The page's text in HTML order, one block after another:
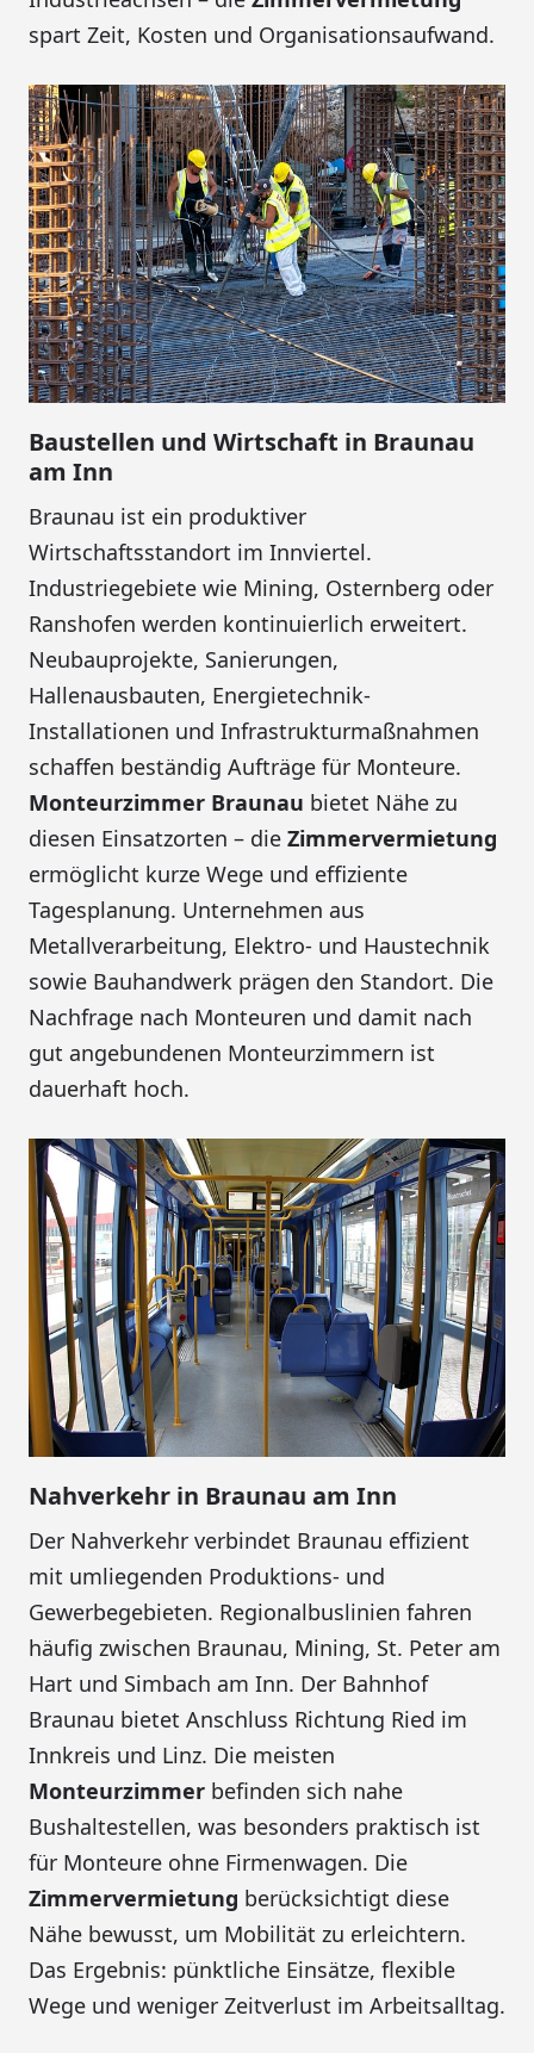
spart Zeit, Kosten und Organisationsaufwand.
Baustellen und Wirtschaft in Braunau
am Inn
Braunau ist ein produktiver
Wirtschaftsstandort im Innviertel.
Industriegebiete wie Mining, Osternberg oder
Ranshofen werden kontinuierlich erweitert.
Neubauprojekte, Sanierungen,
Hallenausbauten, Energietechnik-
Installationen und Infrastrukturmaßnahmen
schaffen beständig Aufträge für Monteure.
Monteurzimmer Braunau bietet Nähe zu
diesen Einsatzorten – die Zimmervermietung
ermöglicht kurze Wege und effiziente
Tagesplanung. Unternehmen aus
Metallverarbeitung, Elektro- und Haustechnik
sowie Bauhandwerk prägen den Standort. Die
Nachfrage nach Monteuren und damit nach
gut angebundenen Monteurzimmern ist
dauerhaft hoch.
Nahverkehr in Braunau am Inn
Der Nahverkehr verbindet Braunau effizient
mit umliegenden Produktions- und
Gewerbegebieten. Regionalbuslinien fahren
häufig zwischen Braunau, Mining, St. Peter am
Hart und Simbach am Inn. Der Bahnhof
Braunau bietet Anschluss Richtung Ried im
Innkreis und Linz. Die meisten
Monteurzimmer befinden sich nahe
Bushaltestellen, was besonders praktisch ist
für Monteure ohne Firmenwagen. Die
Zimmervermietung berücksichtigt diese
Nähe bewusst, um Mobilität zu erleichtern.
Das Ergebnis: pünktliche Einsätze, flexible
Wege und weniger Zeitverlust im Arbeitsalltag.